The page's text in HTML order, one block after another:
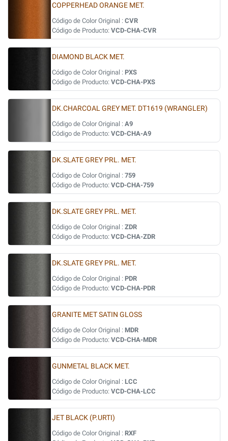
COPPERHEAD ORANGE MET.
Código de Color Original : CVR
Código de Producto: VCD-CHA-CVR
DIAMOND BLACK MET.
Código de Color Original : PXS
Código de Producto: VCD-CHA-PXS
DK.CHARCOAL GREY MET. DT1619 (WRANGLER)
Código de Color Original : A9
Código de Producto: VCD-CHA-A9
DK.SLATE GREY PRL. MET.
Código de Color Original : 759
Código de Producto: VCD-CHA-759
DK.SLATE GREY PRL. MET.
Código de Color Original : ZDR
Código de Producto: VCD-CHA-ZDR
DK.SLATE GREY PRL. MET.
Código de Color Original : PDR
Código de Producto: VCD-CHA-PDR
GRANITE MET SATIN GLOSS
Código de Color Original : MDR
Código de Producto: VCD-CHA-MDR
GUNMETAL BLACK MET.
Código de Color Original : LCC
Código de Producto: VCD-CHA-LCC
JET BLACK (P.URTI)
Código de Color Original : RXF